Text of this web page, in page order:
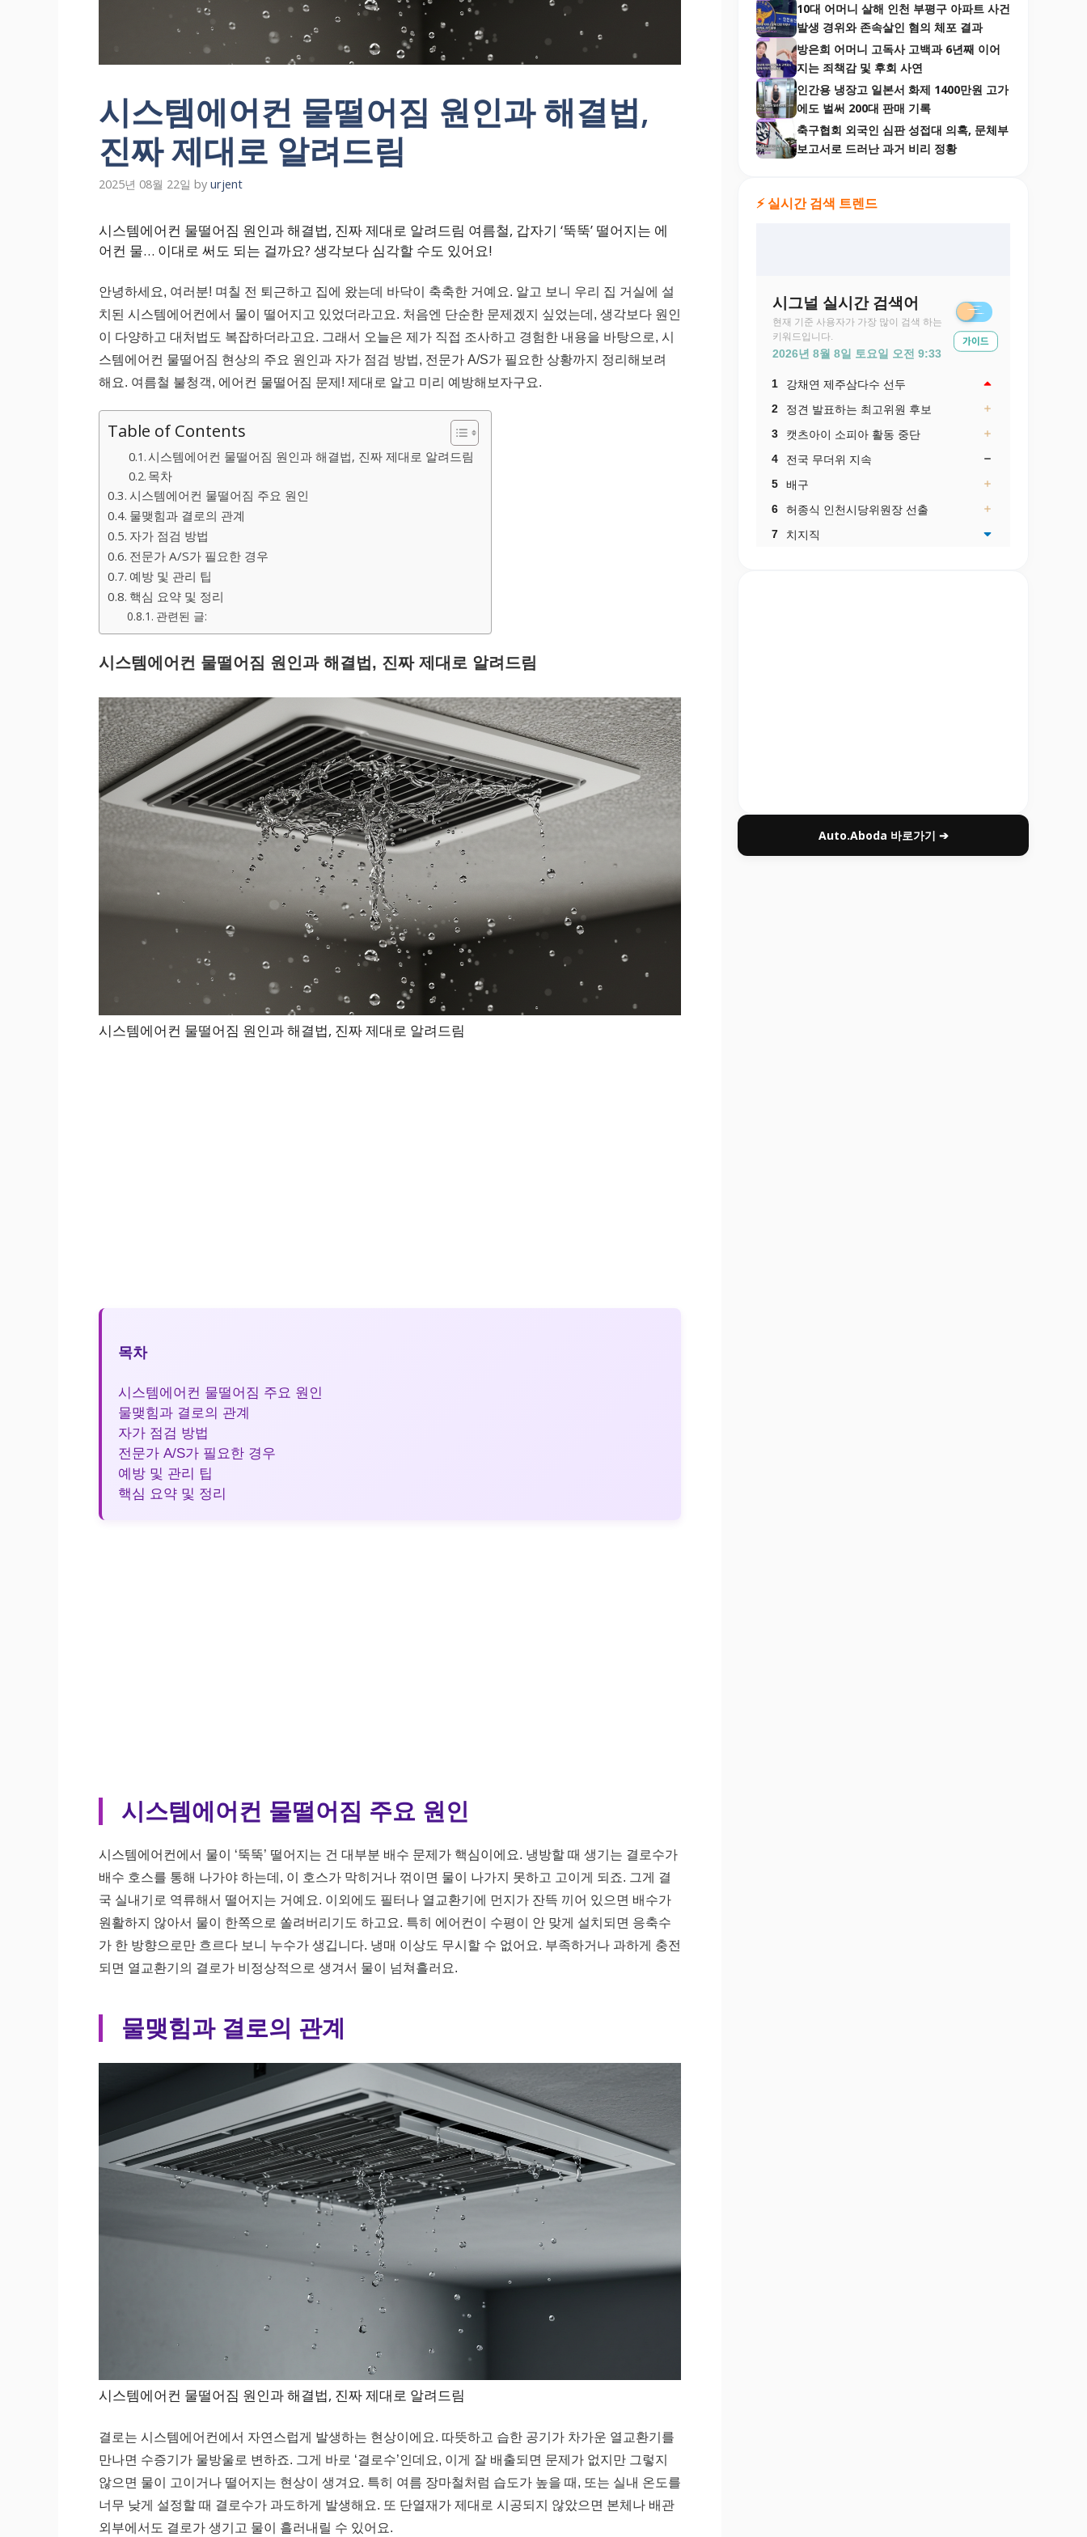
시스템에어컨 물떨어짐 원인과 해결법,
진짜 제대로 알려드림
2025년 08월 22일 by urjent
시스템에어컨 물떨어짐 원인과 해결법, 진짜 제대로 알려드림 여름철, 갑자기 ‘뚝뚝’ 떨어지는 에
어컨 물… 이대로 써도 되는 걸까요? 생각보다 심각할 수도 있어요!
안녕하세요, 여러분! 며칠 전 퇴근하고 집에 왔는데 바닥이 축축한 거예요. 알고 보니 우리 집 거실에 설
치된 시스템에어컨에서 물이 떨어지고 있었더라고요. 처음엔 단순한 문제겠지 싶었는데, 생각보다 원인
이 다양하고 대처법도 복잡하더라고요. 그래서 오늘은 제가 직접 조사하고 경험한 내용을 바탕으로, 시
스템에어컨 물떨어짐 현상의 주요 원인과 자가 점검 방법, 전문가 A/S가 필요한 상황까지 정리해보려
해요. 여름철 불청객, 에어컨 물떨어짐 문제! 제대로 알고 미리 예방해보자구요.
Table of Contents
시스템에어컨 물떨어짐 원인과 해결법, 진짜 제대로 알려드림
목차
시스템에어컨 물떨어짐 주요 원인
물맺힘과 결로의 관계
자가 점검 방법
전문가 A/S가 필요한 경우
예방 및 관리 팁
핵심 요약 및 정리
관련된 글:
시스템에어컨 물떨어짐 원인과 해결법, 진짜 제대로 알려드림
시스템에어컨 물떨어짐 원인과 해결법, 진짜 제대로 알려드림
목차
시스템에어컨 물떨어짐 주요 원인
물맺힘과 결로의 관계
자가 점검 방법
전문가 A/S가 필요한 경우
예방 및 관리 팁
핵심 요약 및 정리
시스템에어컨 물떨어짐 주요 원인
시스템에어컨에서 물이 ‘뚝뚝’ 떨어지는 건 대부분 배수 문제가 핵심이에요. 냉방할 때 생기는 결로수가
배수 호스를 통해 나가야 하는데, 이 호스가 막히거나 꺾이면 물이 나가지 못하고 고이게 되죠. 그게 결
국 실내기로 역류해서 떨어지는 거예요. 이외에도 필터나 열교환기에 먼지가 잔뜩 끼어 있으면 배수가
원활하지 않아서 물이 한쪽으로 쏠려버리기도 하고요. 특히 에어컨이 수평이 안 맞게 설치되면 응축수
가 한 방향으로만 흐르다 보니 누수가 생깁니다. 냉매 이상도 무시할 수 없어요. 부족하거나 과하게 충전
되면 열교환기의 결로가 비정상적으로 생겨서 물이 넘쳐흘러요.
물맺힘과 결로의 관계
시스템에어컨 물떨어짐 원인과 해결법, 진짜 제대로 알려드림
결로는 시스템에어컨에서 자연스럽게 발생하는 현상이에요. 따뜻하고 습한 공기가 차가운 열교환기를
만나면 수증기가 물방울로 변하죠. 그게 바로 ‘결로수’인데요, 이게 잘 배출되면 문제가 없지만 그렇지
않으면 물이 고이거나 떨어지는 현상이 생겨요. 특히 여름 장마철처럼 습도가 높을 때, 또는 실내 온도를
너무 낮게 설정할 때 결로수가 과도하게 발생해요. 또 단열재가 제대로 시공되지 않았으면 본체나 배관
외부에서도 결로가 생기고 물이 흘러내릴 수 있어요.
10대 어머니 살해 인천 부평구 아파트 사건
발생 경위와 존속살인 혐의 체포 결과
방은희 어머니 고독사 고백과 6년째 이어
지는 죄책감 및 후회 사연
인간용 냉장고 일본서 화제 1400만원 고가
에도 벌써 200대 판매 기록
축구협회 외국인 심판 성접대 의혹, 문체부
보고서로 드러난 과거 비리 정황
⚡ 실시간 검색 트렌드
Auto.Aboda 바로가기 ➔